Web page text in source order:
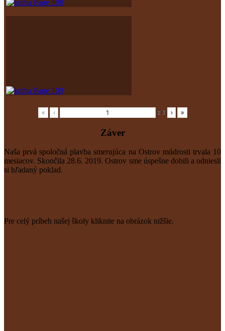
« ‹ z 3 › »
Záver
Naša prvá spoločná plavba smerujúca na Ostrov múdrosti trvala 10
mesiacov. Skončila 28.6. 2019. Ostrov sme úspešne dobili a odniesli
si hľadaný poklad.
Pre celý príbeh našej školy kliknite na obrázok nižšie.